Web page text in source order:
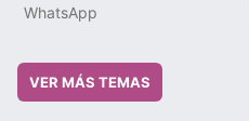
WhatsApp
VER MÁS TEMAS